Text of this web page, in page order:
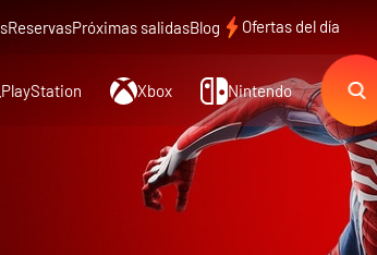
ReservasPróximas salidasBlog Ofertas del día
PlayStation Xbox Nintendo